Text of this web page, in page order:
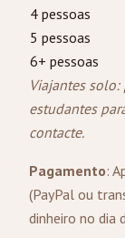
4 pessoas
5 pessoas
6+ pessoas
Viajantes
estudantes
contacte.
Pagamento:
(PayPal ou
dinheiro no dia